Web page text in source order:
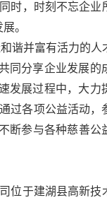
时，时刻不忘企业
。
谐并富有活力的人
同分享企业发展的
发展过程中，大力
过各项公益活动，
断参与各种慈善公
位于建湖县高新技